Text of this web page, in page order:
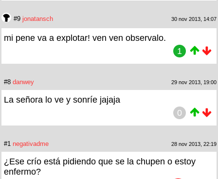
#9 jonatansch 30 nov 2013, 14:07
mi pene va a explotar! ven ven observalo.
1
#8 danwey 29 nov 2013, 19:00
La señora lo ve y sonríe jajaja
0
#1 negativadme 28 nov 2013, 22:19
¿Ese crío está pidiendo que se la chupen o estoy
enfermo?